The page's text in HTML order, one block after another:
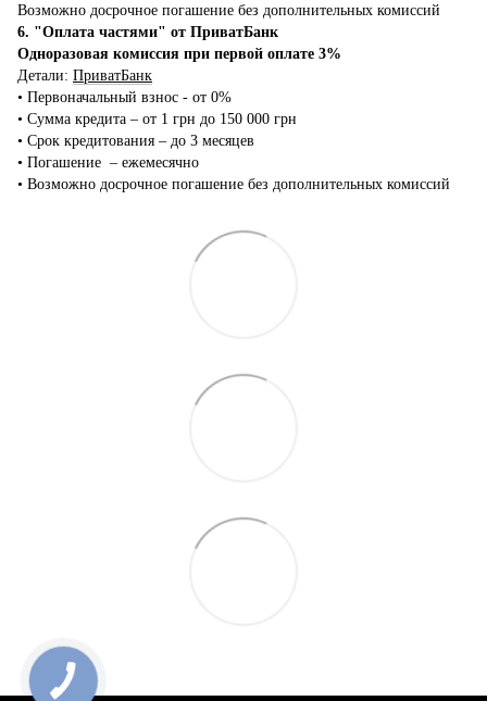
Возможно досрочное погашение без дополнительных комиссий
6. "Оплата частями" от ПриватБанк
Одноразовая комиссия при первой оплате 3%
Детали: ПриватБанк
•‎ Первоначальный взнос - от 0%
•‎ Сумма кредита – от 1 грн до 150 000 грн
•‎ Срок кредитования – до 3 месяцев
•‎ Погашение – ежемесячно
•‎ Возможно досрочное погашение без дополнительных комиссий